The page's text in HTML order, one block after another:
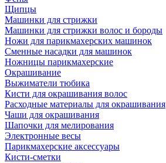
Щипцы
Машинки для стрижки
Машинки для стрижки волос и бороды
Ножи для парикмахерских машинок
Сменные насадки для машинок
Ножницы парикмахерские
Окрашивание
Выжиматели тюбика
Кисти для окрашивания волос
Расходные материалы для окрашивания
Чаши для окрашивания
Шапочки для мелирования
Электронные весы
Парикмахерские аксессуары
Кисти-сметки